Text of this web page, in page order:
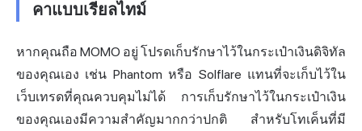
คาแบบเรียลไทม์
หากคุณถือ MOMO อยู่ โปรดเก็บรักษาไว้ในกระเป๋าเงินดิจิทัล
ของคุณเอง เช่น Phantom หรือ Solflare แทนที่จะเก็บไว้ใน
เว็บเทรดที่คุณควบคุมไม่ได้ การเก็บรักษาไว้ในกระเป๋าเงิน
ของคุณเองมีความสำคัญมากกว่าปกติ สำหรับโทเค็นที่มี